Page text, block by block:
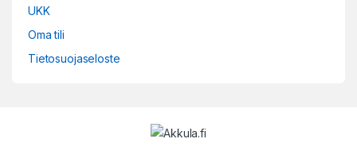
UKK
Oma tili
Tietosuojaseloste